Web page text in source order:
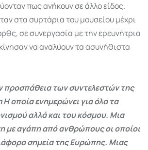
πως ανήκουν σε άλλο είδος.
στα συρτάρια του μουσείου μέχρι
σε συνεργασία με την ερευνήτρια
να αναλύουν τα ασυνήθιστα
προσπάθεια των συντελεστών της
οποία ενημερώνει για όλα τα
αλλά και του κόσμου. Μια
με αγάπη από ανθρώπους οι οποίοι
σημεία της Ευρώπης. Μιας